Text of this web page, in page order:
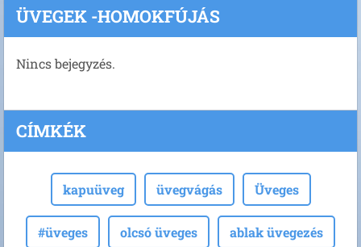
ÜVEGEK -HOMOKFÚJÁS
Nincs bejegyzés.
CÍMKÉK
kapuüveg üvegvágás Üveges
#üveges olcsó üveges ablak üvegezés